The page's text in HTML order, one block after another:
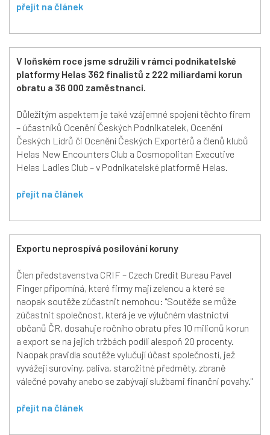
přejít na článek
V loňském roce jsme sdružili v rámci podnikatelské
platformy Helas 362 finalistů z 222 miliardami korun
obratu a 36 000 zaměstnanci.
Důležitým aspektem je také vzájemné spojení těchto firem
– účastníků Ocenění Českých Podnikatelek, Ocenění
Českých Lídrů či Ocenění Českých Exportérů a členů klubů
Helas New Encounters Club a Cosmopolitan Executive
Helas Ladies Club – v Podnikatelské platformě Helas.
přejít na článek
Exportu neprospívá posilování koruny
Člen představenstva CRIF – Czech Credit Bureau Pavel
Finger připomíná, které firmy mají zelenou a které se
naopak soutěže zúčastnit nemohou: "Soutěže se může
zúčastnit společnost, která je ve výlučném vlastnictví
občanů ČR, dosahuje ročního obratu přes 10 milionů korun
a export se na jejích tržbách podílí alespoň 20 procenty.
Naopak pravidla soutěže vylučují účast společností, jež
vyvážejí suroviny, paliva, starožitné předměty, zbraně
válečné povahy anebo se zabývají službami finanční povahy."
přejít na článek